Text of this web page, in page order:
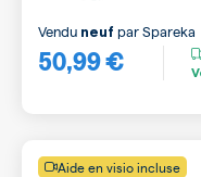
50,99 €
Vendu neuf parSpareka
Aide en visio incluse